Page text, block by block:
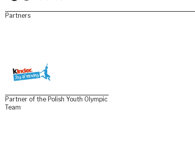
Partners
Partner of the Polish Youth Olympic
Team